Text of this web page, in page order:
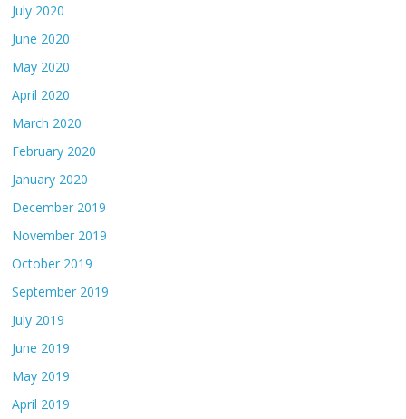
July 2020
June 2020
May 2020
April 2020
March 2020
February 2020
January 2020
December 2019
November 2019
October 2019
September 2019
July 2019
June 2019
May 2019
April 2019